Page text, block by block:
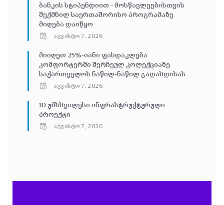
ბანკის სტიპენდიით – მოსწავლეებისთვის
შექმნილ საერთაშორისო პროგრამაზე
მიღება დაიწყო
აგვისტო 7, 2026
მიიღეთ 25%-იანი ფასდაკლება
კომფორტერში შერჩეულ კოლექციაზე
საქართველოს ნაწილ-ნაწილ გადახდისას
აგვისტო 7, 2026
10 უმსხვილესი ინფრასტრუქტურული
პროექტი
აგვისტო 7, 2026